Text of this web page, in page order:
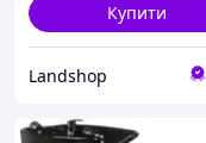
Купити
Landshop